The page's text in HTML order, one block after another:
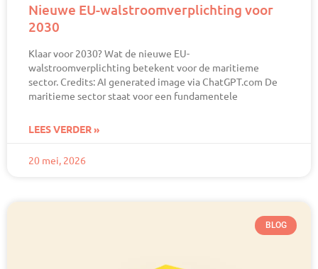
Nieuwe EU-walstroomverplichting voor
2030
Klaar voor 2030? Wat de nieuwe EU-
walstroomverplichting betekent voor de maritieme
sector. Credits: AI generated image via ChatGPT.com De
maritieme sector staat voor een fundamentele
LEES VERDER »
20 mei, 2026
BLOG